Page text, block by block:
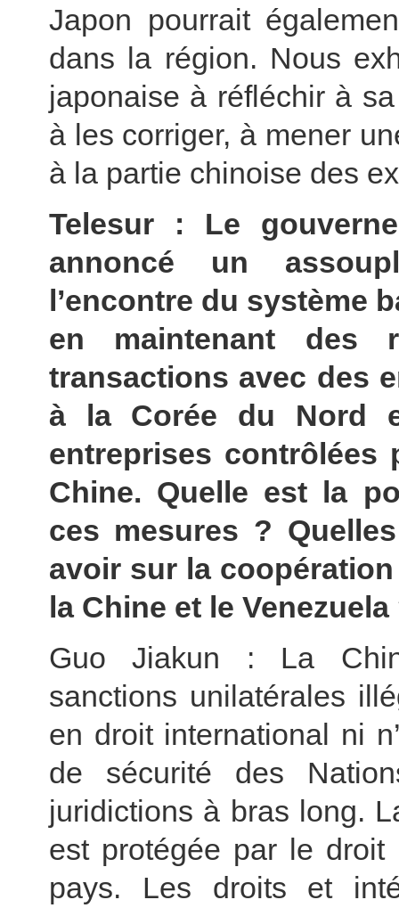
Japon pourrait
dans la région. Nous
japonaise à réfléchir à
à les corriger, à mener
à la partie chinoise des
Telesur : Le
annoncé un
l’encontre du système
en maintenant des
transactions avec des
à la Corée du Nord
entreprises contrôlées
Chine. Quelle est la
ces mesures ?
avoir sur la
la Chine et le Venezuela
Guo Jiakun : La
sanctions unilatérales
en droit international ni
de sécurité des
juridictions à bras long.
est protégée par le
pays. Les droits et